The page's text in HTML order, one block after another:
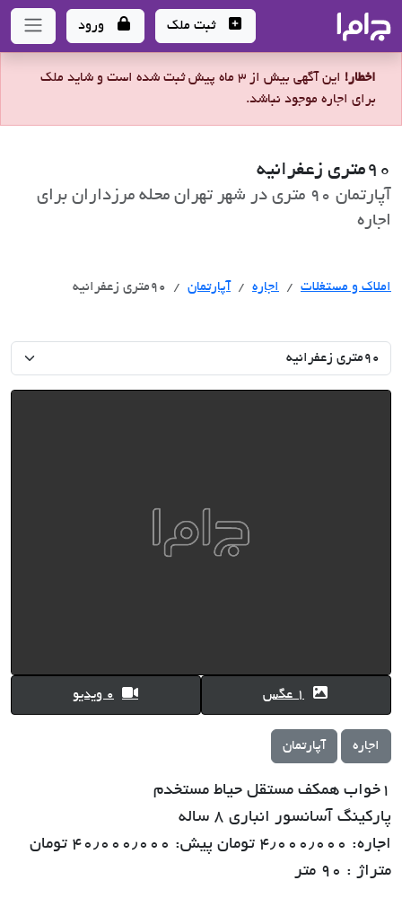
- سامانه جامع املاک و مشاورین املاک
ثبت ملک ورود
اخطار!
این آگهی بیش از 3 ماه پیش ثبت شده است و شاید ملک
برای اجاره موجود نباشد.
90متری زعفرانیه
آپارتمان 90 متری در شهر تهران محله مرزداران برای
اجاره
املاک و مستغلات اجاره اجاره
آپارتمان 90متری زعفرانیه
1 عگس 0 ویدیو
اجاره آپارتمان
1خواب همکف مستقل حیاط مستخدم
پارکینگ آسانسور انباری 8 ساله
اجاره: ۴٫۰۰۰٫۰۰۰ تومان پیش: ۴۰٫۰۰۰٫۰۰۰ تومان
متراژ : ۹۰ متر